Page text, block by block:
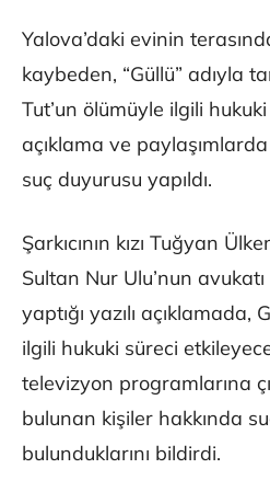
Yalova’daki evinin
kaybeden, “Güllü” adıyla
Tut’un ölümüyle ilgili
açıklama ve
suç duyurusu yapıldı.
Şarkıcının kızı Tuğyan
Sultan Nur Ulu’nun
yaptığı yazılı açıklamada,
ilgili hukuki süreci
televizyon programlarına
bulunan kişiler hakkında
bulunduklarını bildirdi.